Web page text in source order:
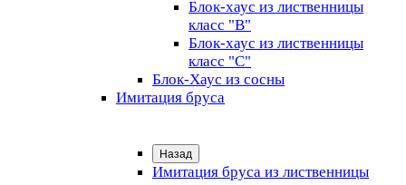
Блок-хаус из лиственницы
класс "B"
Блок-хаус из лиственницы
класс "C"
Блок-Хаус из сосны
Имитация бруса
Назад
Имитация бруса из лиственницы